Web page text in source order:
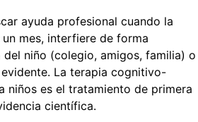
ayuda profesional cuando la
mes, interfiere de forma
niño (colegio, amigos, familia) o
La terapia cognitivo-
niños es el tratamiento de primera
científica.